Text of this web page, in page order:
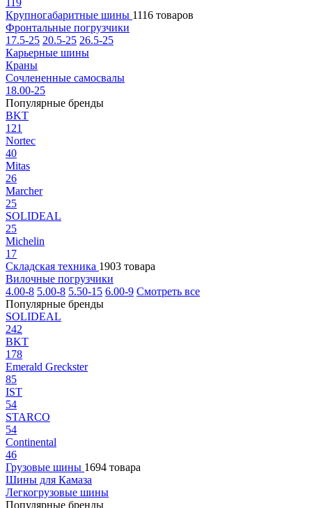
119
Крупногабаритные шины 1116 товаров
Фронтальные погрузчики
17.5-25 20.5-25 26.5-25
Карьерные шины
Краны
Сочлененные самосвалы
18.00-25
Популярные бренды
BKT
121
Nortec
40
Mitas
26
Marcher
25
SOLIDEAL
25
Michelin
17
Складская техника 1903 товара
Вилочные погрузчики
4.00-8 5.00-8 5.50-15 6.00-9 Смотреть все
Популярные бренды
SOLIDEAL
242
BKT
178
Emerald Greckster
85
IST
54
STARCO
54
Continental
46
Грузовые шины 1694 товара
Шины для Камаза
Легкогрузовые шины
Популярные бренды